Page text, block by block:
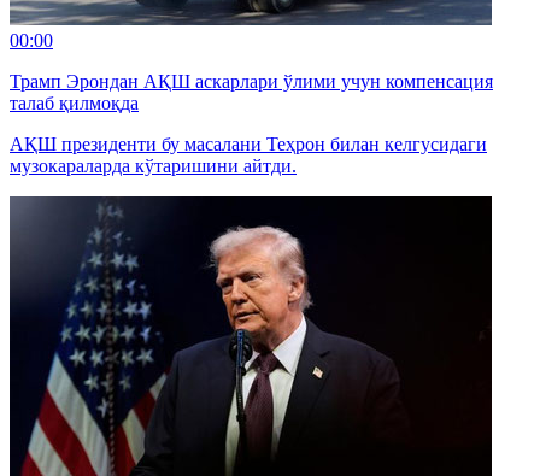
00:00
Трамп Эрондан АҚШ аскарлари ўлими учун компенсация
талаб қилмоқда
АҚШ президенти бу масалани Теҳрон билан келгусидаги
музокараларда кўтаришини айтди.